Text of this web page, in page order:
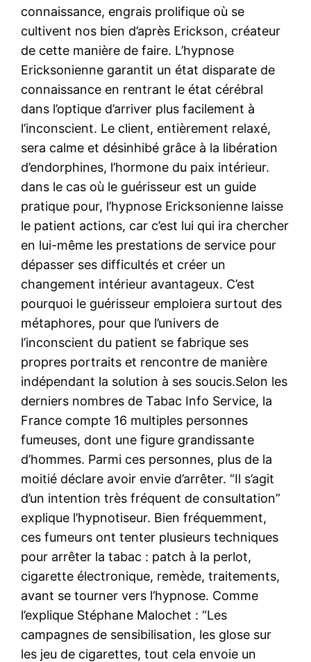
connaissance, engrais prolifique où se
cultivent nos bien d’après Erickson, créateur
de cette manière de faire. L’hypnose
Ericksonienne garantit un état disparate de
connaissance en rentrant le état cérébral
dans l’optique d’arriver plus facilement à
l’inconscient. Le client, entièrement relaxé,
sera calme et désinhibé grâce à la libération
d’endorphines, l’hormone du paix intérieur.
dans le cas où le guérisseur est un guide
pratique pour, l’hypnose Ericksonienne laisse
le patient actions, car c’est lui qui ira chercher
en lui-même les prestations de service pour
dépasser ses difficultés et créer un
changement intérieur avantageux. C’est
pourquoi le guérisseur emploiera surtout des
métaphores, pour que l’univers de
l’inconscient du patient se fabrique ses
propres portraits et rencontre de manière
indépendant la solution à ses soucis.Selon les
derniers nombres de Tabac Info Service, la
France compte 16 multiples personnes
fumeuses, dont une figure grandissante
d’hommes. Parmi ces personnes, plus de la
moitié déclare avoir envie d’arrêter. “Il s’agit
d’un intention très fréquent de consultation”
explique l’hypnotiseur. Bien fréquemment,
ces fumeurs ont tenter plusieurs techniques
pour arrêter la tabac : patch à la perlot,
cigarette électronique, remède, traitements,
avant se tourner vers l’hypnose. Comme
l’explique Stéphane Malochet : “Les
campagnes de sensibilisation, les glose sur
les jeu de cigarettes, tout cela envoie un